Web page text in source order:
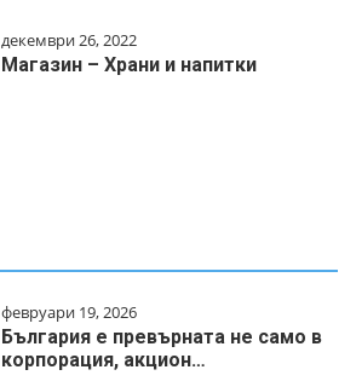
декември 26, 2022
Магазин – Храни и напитки
февруари 19, 2026
България е превърната не само в
корпорация, акцион…